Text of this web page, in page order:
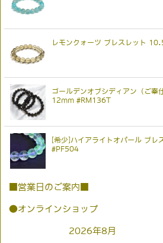
レモンクォーツ ブレスレット
ゴールデンオブシディアン（ご奉
12mm #RM136T
[希少]ハイアライトオパール ブ
#PF504
■営業日のご案内■
●オンラインショップ
2026年8月